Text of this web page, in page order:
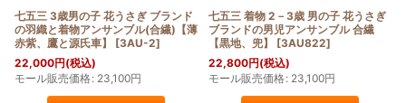
七五三 3歳男の子 花うさぎ ブランド
の羽織と着物アンサンブル(合繊)【薄
赤紫、鷹と源氏車】
[3AU-2]
22,000円(税込)
モール販売価格: 23,100円
七五三 着物 2－3歳 男の子 花うさぎ
ブランドの男児アンサンブル 合繊
【黒地、兜】
[3AU822]
22,800円(税込)
モール販売価格: 23,100円